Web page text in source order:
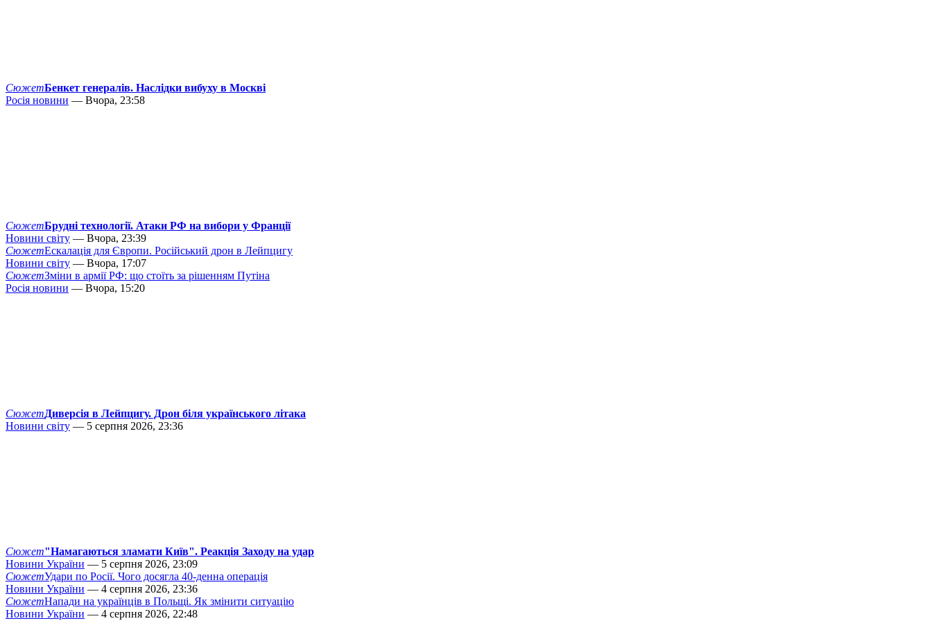
СюжетБенкет генералів. Наслідки вибуху в Москві
Росія новини — Вчора, 23:58
СюжетБрудні технології. Атаки РФ на вибори у Франції
Новини світу — Вчора, 23:39
СюжетЕскалація для Європи. Російський дрон в Лейпцигу
Новини світу — Вчора, 17:07
СюжетЗміни в армії РФ: що стоїть за рішенням Путіна
Росія новини — Вчора, 15:20
СюжетДиверсія в Лейпцигу. Дрон біля українського літака
Новини світу — 5 серпня 2026, 23:36
Сюжет"Намагаються зламати Київ". Реакція Заходу на удар
Новини України — 5 серпня 2026, 23:09
СюжетУдари по Росії. Чого досягла 40-денна операція
Новини України — 4 серпня 2026, 23:36
СюжетНапади на українців в Польщі. Як змінити ситуацію
Новини України — 4 серпня 2026, 22:48